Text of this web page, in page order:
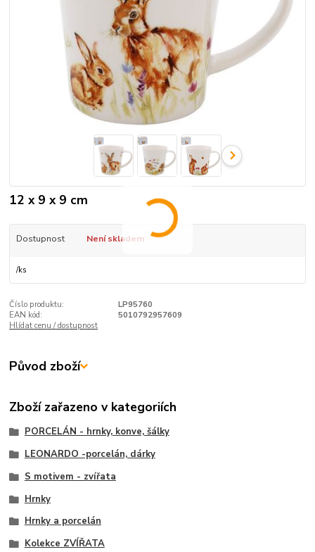
12 x 9 x 9 cm
Dostupnost Není skladem
/ks
Číslo produktu:
LP95760
EAN kód:
5010792957609
Hlídat cenu / dostupnost
Původ zboží
Zboží zařazeno v kategoriích
PORCELÁN - hrnky, konve, šálky
LEONARDO -porcelán, dárky
S motivem - zvířata
Hrnky
Hrnky a porcelán
Kolekce ZVÍŘATA